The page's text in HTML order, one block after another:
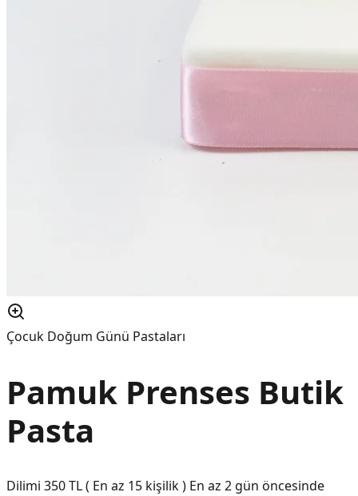
Çocuk Doğum Günü Pastaları
Pamuk Prenses Butik
Pasta
Dilimi 350 TL ( En az 15 kişilik ) En az 2 gün öncesinde